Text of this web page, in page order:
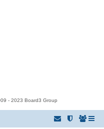
- 2023 Board3 Group